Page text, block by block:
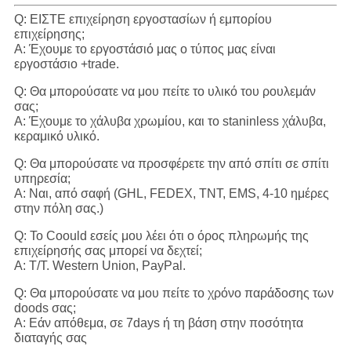
Q: ΕΙΣΤΕ επιχείρηση εργοστασίων ή εμπορίου
επιχείρησης;
Α: Έχουμε το εργοστάσιό μας ο τύπος μας είναι
εργοστάσιο +trade.
Q: Θα μπορούσατε να μου πείτε το υλικό του ρουλεμάν
σας;
Α: Έχουμε το χάλυβα χρωμίου, και το staninless χάλυβα,
κεραμικό υλικό.
Q: Θα μπορούσατε να προσφέρετε την από σπίτι σε σπίτι
υπηρεσία;
Α: Ναι, από σαφή (GHL, FEDEX, TNT, EMS, 4-10 ημέρες
στην πόλη σας.)
Q: Το Coould εσείς μου λέει ότι ο όρος πληρωμής της
επιχείρησής σας μπορεί να δεχτεί;
Α: T/T. Western Union, PayPal.
Q: Θα μπορούσατε να μου πείτε το χρόνο παράδοσης των
doods σας;
Α: Εάν απόθεμα, σε 7days ή τη βάση στην ποσότητα
διαταγής σας